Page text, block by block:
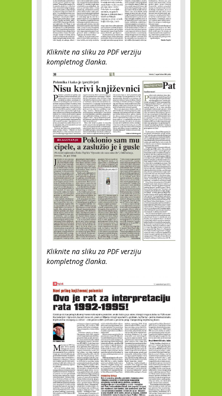
Kliknite na sliku za PDF verziju
kompletnog članka.
Kliknite na sliku za PDF verziju
kompletnog članka.